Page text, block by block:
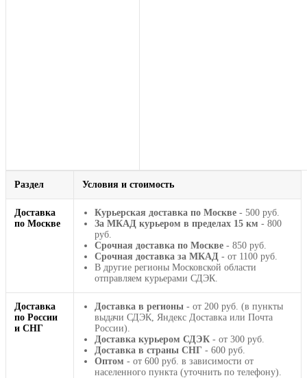
Раздел Условия и стоимость
Доставка
по Москве
Курьерская доставка по Москве - 500 руб.
За МКАД курьером в пределах 15 км - 800
руб.
Срочная доставка по Москве - 850 руб.
Срочная доставка за МКАД - от 1100 руб.
В другие регионы Московской области
отправляем курьерами СДЭК.
Доставка
по России
и СНГ
Доставка в регионы - от 200 руб. (в пункты
выдачи СДЭК, Яндекс Доставка или Почта
России).
Доставка курьером СДЭК - от 300 руб.
Доставка в страны СНГ - 600 руб.
Оптом - от 600 руб. в зависимости от
населенного пункта (уточнить по телефону).